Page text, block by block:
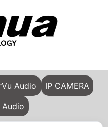
Audio
IP CAMERA
Audio